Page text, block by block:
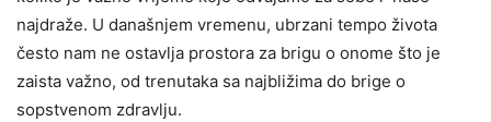
najdraže. U današnjem vremenu, ubrzani tempo života
često nam ne ostavlja prostora za brigu o onome što je
zaista važno, od trenutaka sa najbližima do brige o
sopstvenom zdravlju.